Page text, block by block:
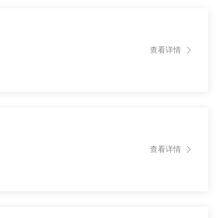
查看详情 
查看详情 